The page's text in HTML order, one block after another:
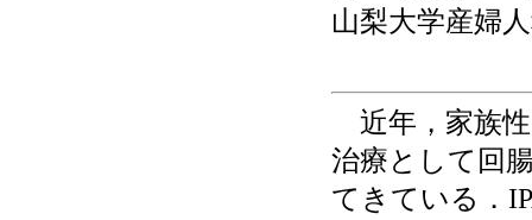
山梨大学産婦
近年，家族性
治療として回
てきている．